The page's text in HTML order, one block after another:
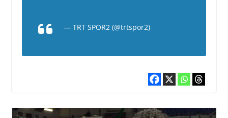
— TRT SPOR2 (@trtspor2)